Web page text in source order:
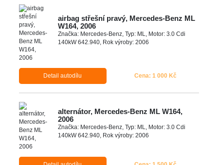
airbag střešní pravý, Mercedes-Benz ML
W164, 2006
Značka: Mercedes-Benz, Typ: ML, Motor: 3.0 Cdi
140kW 642.940, Rok výroby: 2006
Detail autodílu Cena: 1 000 Kč
alternátor, Mercedes-Benz ML W164,
2006
Značka: Mercedes-Benz, Typ: ML, Motor: 3.0 Cdi
140kW 642.940, Rok výroby: 2006